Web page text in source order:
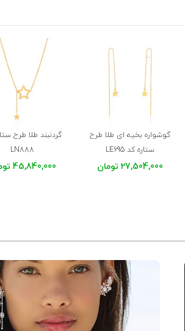
گوشواره بخیه ای طلا طرح
ستاره کد LE695
27,504,000 تومان
گردنبند طلا طرح
LN888
45,840,000 تومان